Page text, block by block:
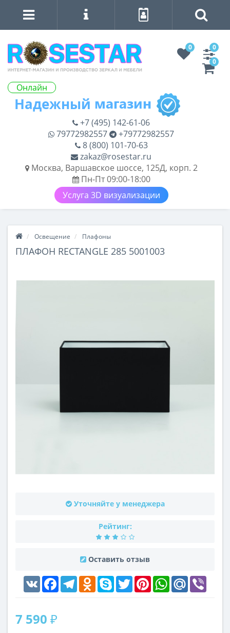
Онлайн
0
0
0
+7 (495) 142-61-06
79772982557
+79772982557
8 (800) 101-70-63
zakaz@rosestar.ru
Москва, Варшавское шоссе, 125Д, корп. 2
Пн-Пт 09:00-18:00
Услуга 3D визуализации
Освещение Плафоны
ПЛАФОН RECTANGLE 285 5001003
Уточняйте у менеджера
Рейтинг:
Оставить отзыв
VK FacebookTelegramOdnoklassniki
Skype Twitter PinterestWhatsAppMail.Ru
7 590 ₽